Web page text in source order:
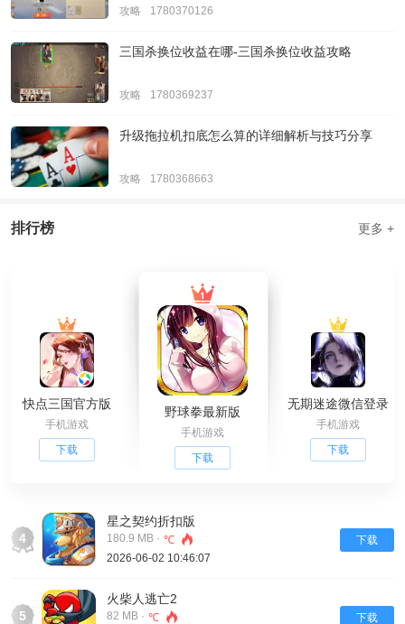
攻略 1780370126
三国杀换位收益在哪-三国杀换位收益攻略
攻略 1780369237
升级拖拉机扣底怎么算的详细解析与技巧分享
攻略 1780368663
排行榜 更多 +
快点三国官方版
手机游戏
下载
野球拳最新版
手机游戏
下载
无期迷途微信登录
手机游戏
下载
4
星之契约折扣版
180.9 MB · ℃
2026-06-02 10:46:07
下载
5
火柴人逃亡2
82 MB · ℃ 下载